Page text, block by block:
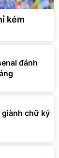
kém
đánh
giành chữ ký